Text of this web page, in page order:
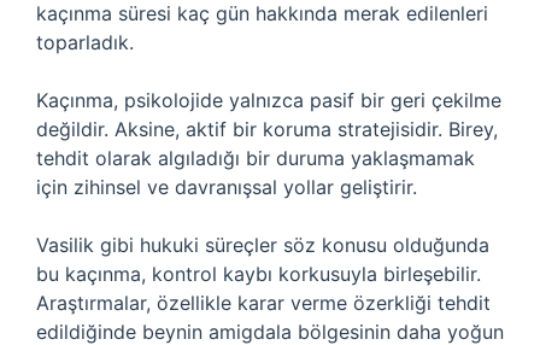
kaçınma süresi kaç gün hakkında merak edilenleri
toparladık.
Kaçınma, psikolojide yalnızca pasif bir geri çekilme
değildir. Aksine, aktif bir koruma stratejisidir. Birey,
tehdit olarak algıladığı bir duruma yaklaşmamak
için zihinsel ve davranışsal yollar geliştirir.
Vasilik gibi hukuki süreçler söz konusu olduğunda
bu kaçınma, kontrol kaybı korkusuyla birleşebilir.
Araştırmalar, özellikle karar verme özerkliği tehdit
edildiğinde beynin amigdala bölgesinin daha yoğun